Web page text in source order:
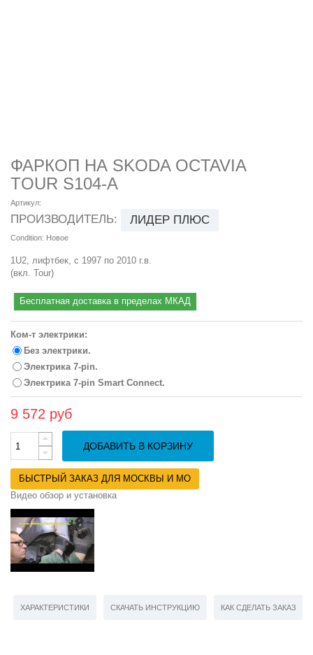
ФАРКОП НА SKODA OCTAVIA
TOUR S104-A
Артикул:
ПРОИЗВОДИТЕЛЬ: ЛИДЕР ПЛЮС
Condition: Новое
1U2, лифтбек, с 1997 по 2010 г.в.
(вкл. Tour)
Бесплатная доставка в пределах МКАД
Ком-т электрики:
Без электрики.
Электрика 7-pin.
Электрика 7-pin Smart Connect.
9 572 руб
ДОБАВИТЬ В КОРЗИНУ
БЫСТРЫЙ ЗАКАЗ ДЛЯ МОСКВЫ И МО
Видео обзор и установка
ХАРАКТЕРИСТИКИ СКАЧАТЬ ИНСТРУКЦИЮ КАК СДЕЛАТЬ ЗАКАЗ